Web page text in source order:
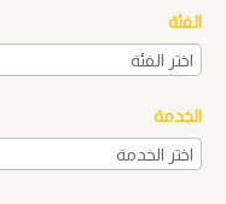
الفئة
الخدمة